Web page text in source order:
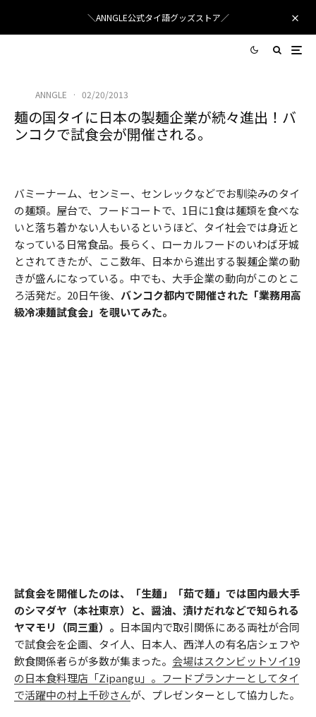
＼ANNGLE公式タイ語グッズストア／
ANNGLE · 02/20/2013
麺の国タイに日本の製麺企業が続々進出！バ
ンコクで試食会が開催される。
バミーナーム、センミー、センレックなどでお馴染みのタイ
の麺類。屋台で、フードコートで、1日に1食は麺類を食べな
いと落ち着かない人もいるというほど、タイ社会では身近と
なっている日常食品。長らく、ローカルフードのいわば牙城
とされてきたが、ここ数年、日本から進出する製麺企業の動
きが盛んになっている。中でも、大手企業の動向がこのとこ
ろ活発だ。20日午後、 バンコク都内で開催された「業務用高
級冷凍麺試食会」を覗いてみた。
試食会を開催したのは、「生麺」「茹で麺」では国内最大手
のシマダヤ（本社東京）と、醤油、漬けだれなどで知られる
ヤマモリ（同三重）。 日本国内で取引関係にある両社が合同
で試食会を企画、タイ人、日本人、西洋人の有名店シェフや
飲食関係者らが多数が集まった。 会場はスクンビットソイ19
の日本食料理店「Zipangu」。 フードプランナーとしてタイ
で活躍中の村上千砂さんが、プレゼンターとして協力した。